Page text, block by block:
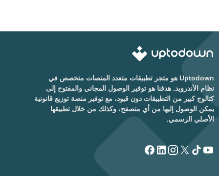
Uptodown هو متجر تطبيقات متعدد المنصات متخصص في
نظام الأندرويد. هدفنا هو توفير الوصول المجاني والمفتوح إلى
كتالوج كبير من التطبيقات دون قيود، مع توفير منصة توزيع قانونية
يمكن الوصول إليها من أي متصفح، وكذلك من خلال تطبيقها
الأصلي الرسمي.